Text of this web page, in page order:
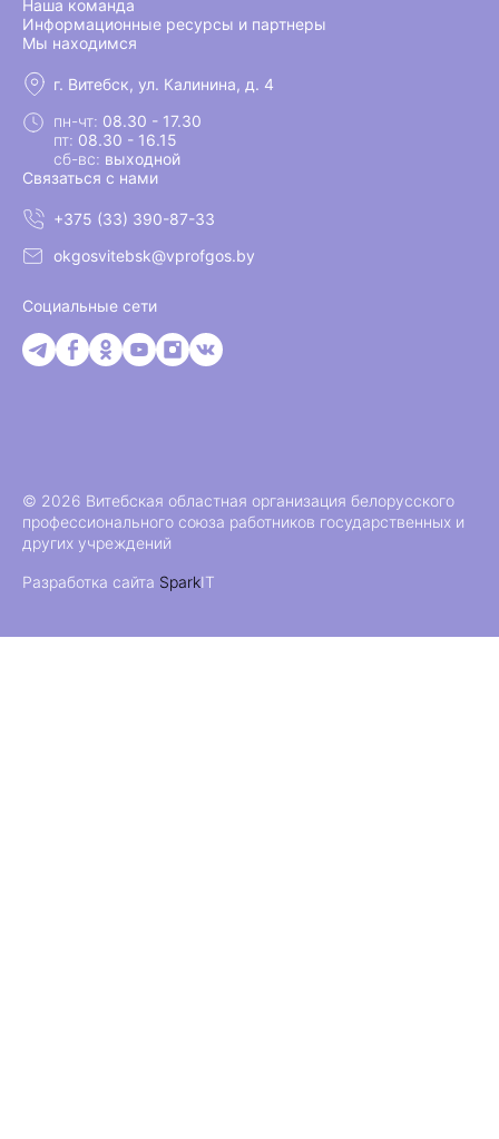
Наша команда
Информационные ресурсы и партнеры
Мы находимся
г. Витебск, ул. Калинина, д. 4
пн-чт: 08.30 - 17.30
пт: 08.30 - 16.15
сб-вс: выходной
Связаться с нами
+375 (33) 390-87-33
okgosvitebsk@vprofgos.by
Социальные сети
© 2026 Витебская областная организация белорусского
профессионального союза работников государственных и
других учреждений
Разработка сайта SparkIT